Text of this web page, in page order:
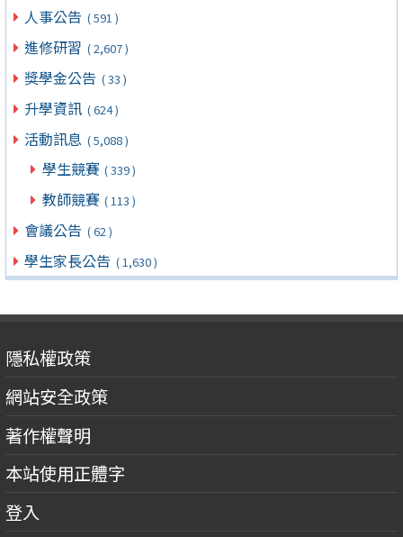
人事公告 ( 591 )
進修研習 ( 2,607 )
獎學金公告 ( 33 )
升學資訊 ( 624 )
活動訊息 ( 5,088 )
學生競賽 ( 339 )
教師競賽 ( 113 )
會議公告 ( 62 )
學生家長公告 ( 1,630 )
隱私權政策
網站安全政策
著作權聲明
本站使用正體字
登入